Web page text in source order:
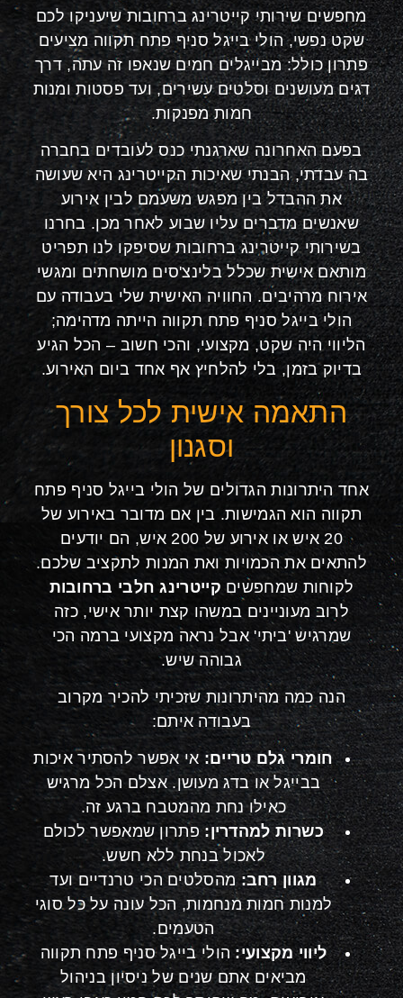
מחפשים שירותי קייטרינג ברחובות שיעניקו לכם
שקט נפשי, הולי בייגל סניף פתח תקווה מציעים
פתרון כולל: מבייגלים חמים שנאפו זה עתה, דרך
דגים מעושנים וסלטים עשירים, ועד פסטות ומנות
חמות מפנקות.
בפעם האחרונה שארגנתי כנס לעובדים בחברה
בה עבדתי, הבנתי שאיכות הקייטרינג היא שעושה
את ההבדל בין מפגש משעמם לבין אירוע
שאנשים מדברים עליו שבוע לאחר מכן. בחרנו
בשירותי קייטרינג ברחובות שסיפקו לנו תפריט
מותאם אישית שכלל בלינצ'סים מושחתים ומגשי
אירוח מרהיבים. החוויה האישית שלי בעבודה עם
הולי בייגל סניף פתח תקווה הייתה מדהימה;
הליווי היה שקט, מקצועי, והכי חשוב – הכל הגיע
בדיוק בזמן, בלי להלחיץ אף אחד ביום האירוע.
התאמה אישית לכל צורך
וסגנון
אחד היתרונות הגדולים של הולי בייגל סניף פתח
תקווה הוא הגמישות. בין אם מדובר באירוע של
20 איש או אירוע של 200 איש, הם יודעים
להתאים את הכמויות ואת המנות לתקציב שלכם.
לקוחות שמחפשים קייטרינג חלבי ברחובות
לרוב מעוניינים במשהו קצת יותר אישי, כזה
שמרגיש 'ביתי' אבל נראה מקצועי ברמה הכי
גבוהה שיש.
הנה כמה מהיתרונות שזכיתי להכיר מקרוב
בעבודה איתם:
חומרי גלם טריים:אי אפשר להסתיר איכות
בבייגל או בדג מעושן. אצלם הכל מרגיש
כאילו נחת מהמטבח ברגע זה.
כשרות למהדרין:פתרון שמאפשר לכולם
לאכול בנחת ללא חשש.
מגוון רחב:מהסלטים הכי טרנדיים ועד
למנות חמות מנחמות, הכל עונה על כל סוגי
הטעמים.
ליווי מקצועי:הולי בייגל סניף פתח תקווה
מביאים אתם שנים של ניסיון בניהול